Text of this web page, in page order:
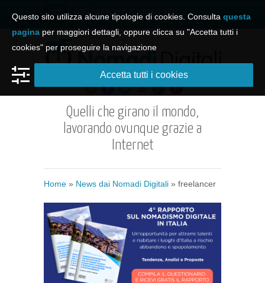
Apri il menu e naviga il sito
Quelli che girano il mondo,
lavorando ovunque grazie a
Internet
Home » News dai Nomadi Digitali » freelancer
Questo sito utilizza alcune tipologie di cookies. Consulta questa
pagina per maggiori dettagli, oppure clicca su "Accetta tutti i
cookies" per proseguire la navigazione
Accetta tutti i cookies